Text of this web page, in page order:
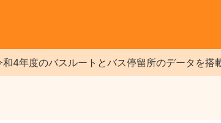
4年度のバスルートとバス停留所のデータを搭